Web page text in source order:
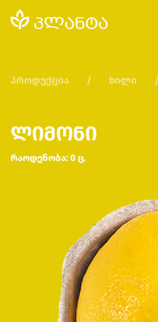
პროდუქცია ხილი
ლიმონი
რაოდენობა: 0 ც.